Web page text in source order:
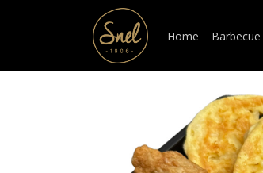
Home Barbecue